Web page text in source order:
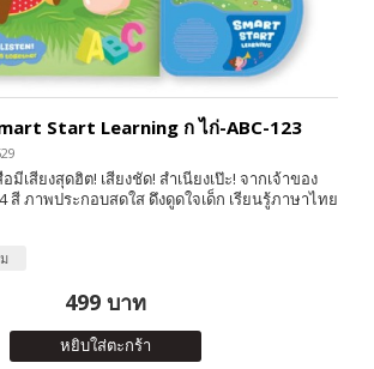
Start Learning ก ไก่-ABC-123
เสียงสุดฮิต! เสียงชัด! สำเนียงเป๊ะ! จากเจ้าของ
ภาพประกอบสดใส ดึงดูดใจเด็ก เรียนรู้ภาษาไทย
499 บาท
หยิบใส่ตะกร้า